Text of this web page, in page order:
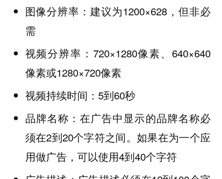
图像分辨率：建议为1200×628，但非必
需
视频分辨率：720×1280像素、640×640
像素或1280×720像素
视频持续时间：5到60秒
品牌名称：在广告中显示的品牌名称必
须在2到20个字符之间。如果在为一个应
用做广告，可以使用4到40个字符